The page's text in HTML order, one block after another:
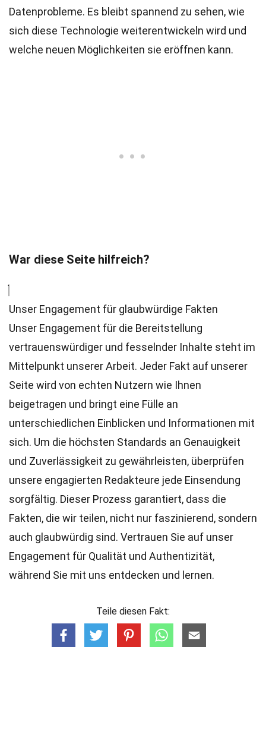
Datenprobleme. Es bleibt spannend zu sehen, wie
sich diese Technologie weiterentwickeln wird und
welche neuen Möglichkeiten sie eröffnen kann.
War diese Seite hilfreich?
Unser Engagement für glaubwürdige Fakten
Unser Engagement für die Bereitstellung
vertrauenswürdiger und fesselnder Inhalte steht im
Mittelpunkt unserer Arbeit. Jeder Fakt auf unserer
Seite wird von echten Nutzern wie Ihnen
beigetragen und bringt eine Fülle an
unterschiedlichen Einblicken und Informationen mit
sich. Um die höchsten Standards an Genauigkeit
und Zuverlässigkeit zu gewährleisten, überprüfen
unsere engagierten Redakteure jede Einsendung
sorgfältig. Dieser Prozess garantiert, dass die
Fakten, die wir teilen, nicht nur faszinierend, sondern
auch glaubwürdig sind. Vertrauen Sie auf unser
Engagement für Qualität und Authentizität,
während Sie mit uns entdecken und lernen.
Teile diesen Fakt: